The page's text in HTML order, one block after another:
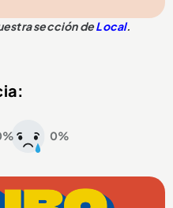
sección deLocal.
0%